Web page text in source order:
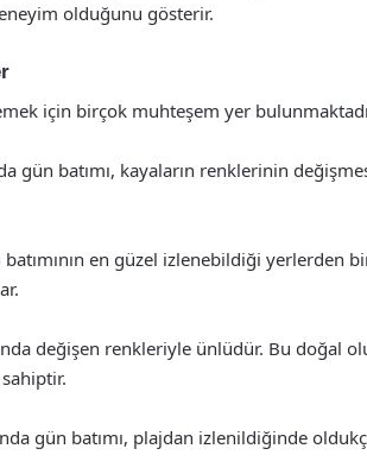
olduğunu gösterir.
için birçok muhteşem yer
gün batımı, kayaların renklerinin
en güzel izlenebildiği yerlerden
değişen renkleriyle ünlüdür. Bu doğal
gün batımı, plajdan izlenildiğinde